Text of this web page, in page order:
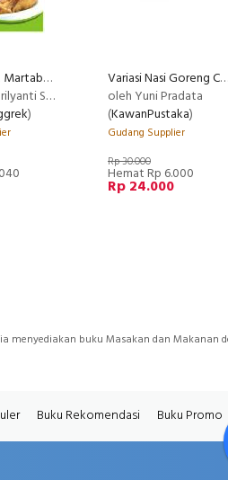
Variasi Lezat Martabak Manis & Gurih
Suganti
)
Variasi Nasi Goreng Cepat Saji
oleh Yuni Pradata
(KawanPustaka)
Gudang Supplier
Rp 30.000
Hemat Rp 6.000
Rp 24.000
menyediakan buku Masakan dan Makanan
Buku Rekomendasi Buku Promo